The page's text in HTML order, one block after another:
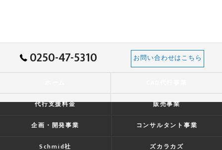
0250-47-5310 お問い合わせはこちら
代行支援料金 販売事業
企画・開発事業 コンサルタント事業
Schmid社 ズカラカズ